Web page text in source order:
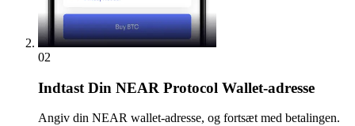
02
Indtast Din NEAR Protocol Wallet-adresse
Angiv din NEAR wallet-adresse, og fortsæt med betalingen.